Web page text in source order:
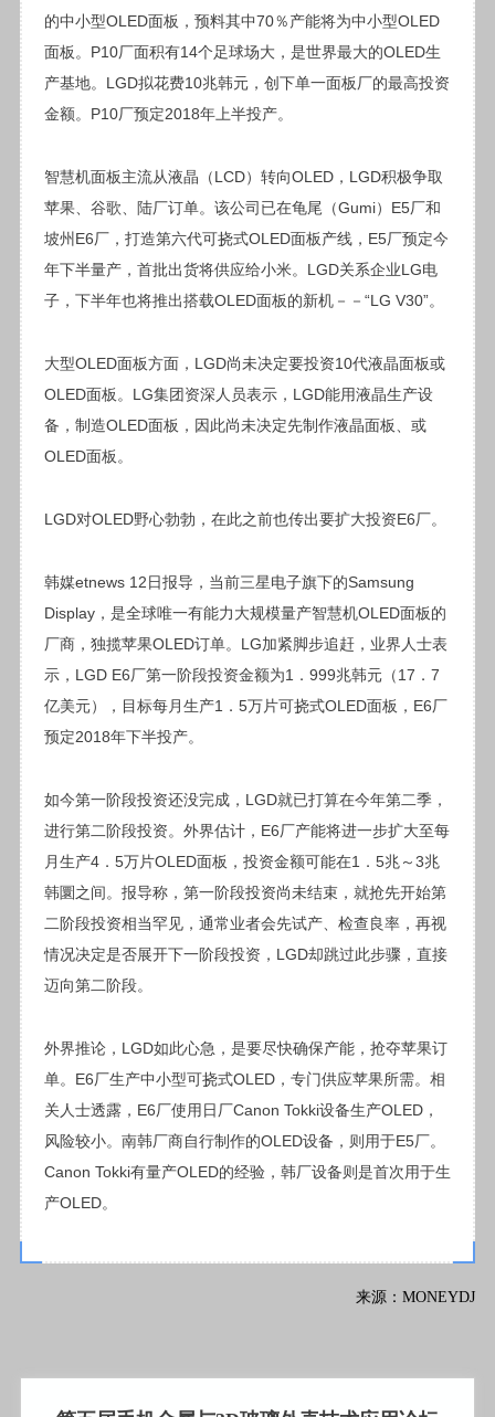
的中小型OLED面板，预料其中70％产能将为中小型OLED
面板。P10厂面积有14个足球场大，是世界最大的OLED生
产基地。LGD拟花费10兆韩元 ，创下单一面板厂的最高投资
金额。P10厂预定2018年上半投产。
智慧机面板主流从液晶（LCD）转向OLED，LGD积极争取
苹果、谷歌、陆厂订单。该公司已在龟尾（Gumi）E5厂和
坡州E6厂，打造第六代可挠式OLED面板产线，E5厂预定今
年下半量产，首批出货将供应给小米。LGD关系企业LG电
子，下半年也将推出搭载OLED面板的新机－－“LG V30”。
大型OLED面板方面，LGD尚未决定要投资10代液晶面板或
OLED面板。LG集团资深人员表示，LGD能用液晶生产设
备，制造OLED面板，因此尚未决定先制作液晶面板、或
OLED面板。
LGD对OLED野心勃勃，在此之前也传出要扩大投资E6厂。
韩媒etnews 12日报导，当前三星电子旗下的Samsung
Display，是全球唯一有能力大规模量产智慧机OLED面板的
厂商，独揽苹果OLED订单。LG加紧脚步追赶，业界人士表
示，LGD E6厂第一阶段投资金额为1．999兆韩元 （17．7
亿美元），目标每月生产1．5万片可挠式OLED面板，E6厂
预定2018年下半投产。
如今第一阶段投资还没完成，LGD就已打算在今年第二季，
进行第二阶段投资。外界估计，E6厂产能将进一步扩大至每
月生产4．5万片OLED面板，投资金额可能在1．5兆～3兆
韩圜之间。报导称，第一阶段投资尚未结束，就抢先开始第
二阶段投资相当罕见，通常业者会先试产、检查良率，再视
情况决定是否展开下一阶段投资，LGD却跳过此步骤，直接
迈向第二阶段。
外界推论，LGD如此心急，是要尽快确保产能，抢夺苹果订
单。E6厂生产中小型可挠式OLED，专门供应苹果所需。相
关人士透露，E6厂使用日厂Canon Tokki设备生产OLED，
风险较小。南韩厂商自行制作的OLED设备，则用于E5厂。
Canon Tokki有量产OLED的经验，韩厂设备则是首次用于生
产OLED。
来源：MONEYDJ